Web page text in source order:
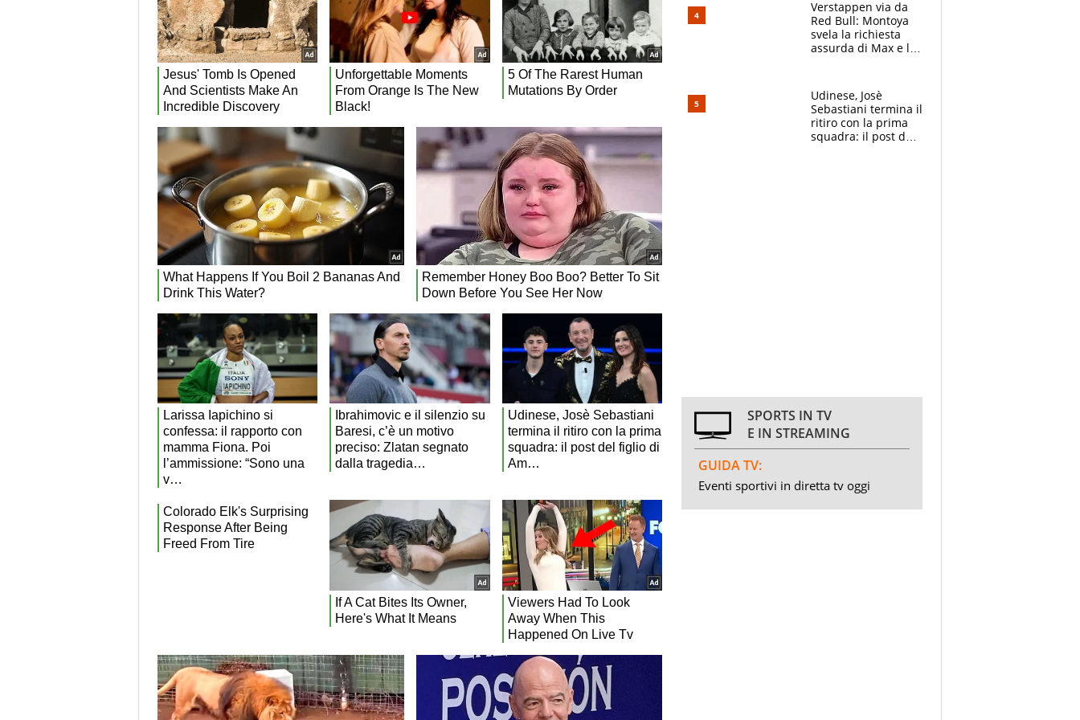
Verstappen via da
Red Bull: Montoya
svela la richiesta
assurda di Max e lo
McLaren siano
meglio?”
Udinese, Josè
Sebastiani termina il
ritiro con la prima
squadra: il post del
SPORTS IN TV
E IN STREAMING
GUIDA TV:
Eventi sportivi in diretta tv oggi